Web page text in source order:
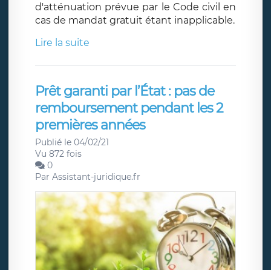
d'atténuation prévue par le Code civil en
cas de mandat gratuit étant inapplicable.
Lire la suite
Prêt garanti par l’État : pas de
remboursement pendant les 2
premières années
Publié le 04/02/21
Vu 872 fois
0
Par Assistant-juridique.fr